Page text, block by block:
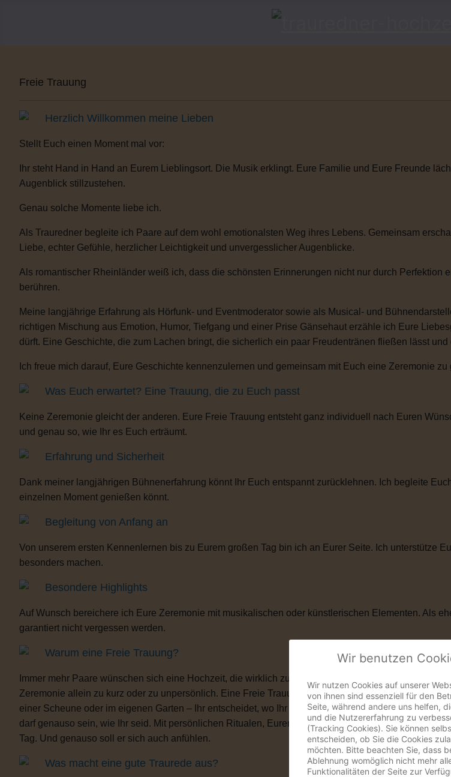
Freie Trauung
Herzlich Willkommen meine Lieben
Stellt Euch einen Moment mal vor:
Ihr steht Hand in Hand an Eurem Lieblingsort. Die Musik erklingt. Eure Familie und Eure Freunde
Augenblick stillzustehen.
Genau solche Momente liebe ich.
Als Trauredner begleite ich Paare auf dem wohl emotionalsten Weg ihres Lebens. Gemeinsam
Liebe, echter Gefühle, herzlicher Leichtigkeit und unvergesslicher Augenblicke.
Als romantischer Rheinländer weiß ich, dass die schönsten Erinnerungen nicht nur durch
berühren.
Meine langjährige Erfahrung als Hörfunk- und Eventmoderator sowie als Musical- und
richtigen Mischung aus Emotion, Humor, Tiefgang und einer Prise Gänsehaut erzähle ich Eure
dürft. Eine Geschichte, die zum Lachen bringt, die sicherlich ein paar Freudentränen fließen lässt
Ich freue mich darauf, Eure Geschichte kennenzulernen und gemeinsam mit Euch eine Zeremonie
Was Euch erwartet? Eine Trauung, die zu Euch passt
Keine Zeremonie gleicht der anderen. Eure Freie Trauung entsteht ganz individuell nach Euren
und genau so, wie Ihr es Euch erträumt.
Erfahrung und Sicherheit
Dank meiner langjährigen Bühnenerfahrung könnt Ihr Euch entspannt zurücklehnen. Ich begleite
einzelnen Moment genießen könnt.
Begleitung von Anfang an
Von unserem ersten Kennenlernen bis zu Eurem großen Tag bin ich an Eurer Seite. Ich unterstütze
besonders machen.
Besondere Highlights
Auf Wunsch bereichere ich Eure Zeremonie mit musikalischen oder künstlerischen Elementen. Als
garantiert nicht vergessen werden.
Warum eine Freie Trauung?
Immer mehr Paare wünschen sich eine Hochzeit, die wirklich zu ihnen passt. Vielleicht ist eine
Zeremonie allein zu kurz oder zu unpersönlich. Eine Freie Trauung schenkt Euch genau das, was
einer Scheune oder im eigenen Garten – Ihr entscheidet, wo Ihr Euch das Ja-Wort gebt. Ob
darf genauso sein, wie Ihr seid. Mit persönlichen Ritualen, Eurem Eheversprechen und vielen
Tag. Und genauso soll er sich auch anfühlen.
Was macht eine gute Traurede aus?
Wir benutzen
Wir nutzen Cookies auf unserer
von ihnen sind essenziell für den
Seite, während andere uns helfen,
und die Nutzererfahrung zu
(Tracking Cookies). Sie können
entscheiden, ob Sie die Cookies
möchten. Bitte beachten Sie, dass
Ablehnung womöglich nicht mehr
Funktionalitäten der Seite zur